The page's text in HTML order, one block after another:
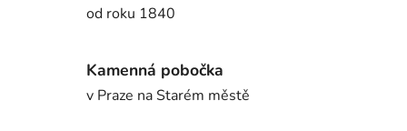
od roku 1840
Kamenná pobočka
v Praze na Starém městě